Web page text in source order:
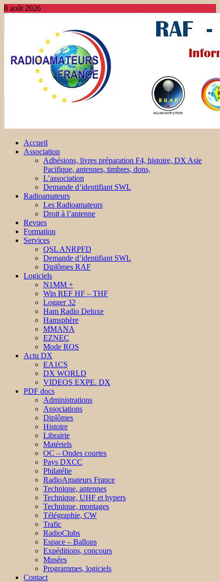
8 août 2026
Accueil
Association
Adhésions, livres préparation F4, histoire, DX Asie
Pacifique, antennes, timbres, dons,
L’association
Demande d’identifiant SWL
Radioamateurs
Les Radioamateurs
Droit à l’antenne
Revues
Formation
Services
QSL ANRPFD
Demande d’identifiant SWL
Diplômes RAF
Logiciels
N1MM +
Win REF HF – THF
Logger 32
Ham Radio Deluxe
Hamsphère
MMANA
EZNEC
Mode ROS
Actu DX
EA1CS
DX WORLD
VIDEOS EXPE. DX
PDF docs
Administrations
Associations
Diplômes
Histoire
Librairie
Matériels
OC – Ondes courtes
Pays DXCC
Philatélie
RadioAmateurs France
Technique, antennes
Technique, UHF et hypers
Technique, montages
Télégraphie, CW
Trafic
RadioClubs
Espace – Ballons
Expéditions, concours
Musées
Programmes, logiciels
Contact